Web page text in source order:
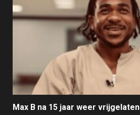
Max B na 15 jaar weer vrijgelaten